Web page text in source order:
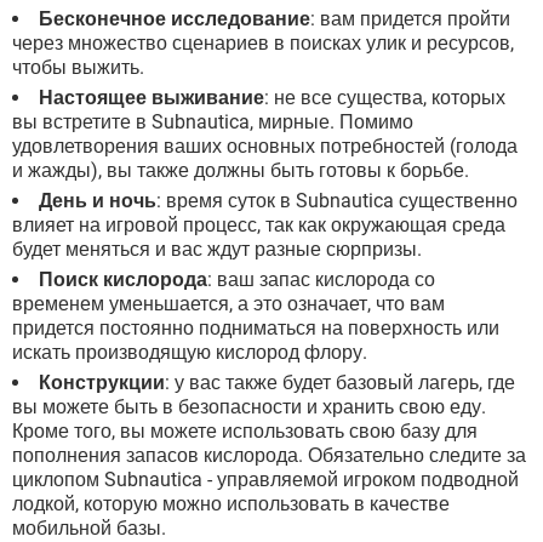
Бесконечное исследование: вам придется пройти
через множество сценариев в поисках улик и ресурсов,
чтобы выжить.
Настоящее выживание: не все существа, которых
вы встретите в Subnautica, мирные. Помимо
удовлетворения ваших основных потребностей (голода
и жажды), вы также должны быть готовы к борьбе.
День и ночь: время суток в Subnautica существенно
влияет на игровой процесс, так как окружающая среда
будет меняться и вас ждут разные сюрпризы.
Поиск кислорода: ваш запас кислорода со
временем уменьшается, а это означает, что вам
придется постоянно подниматься на поверхность или
искать производящую кислород флору.
Конструкции: у вас также будет базовый лагерь, где
вы можете быть в безопасности и хранить свою еду.
Кроме того, вы можете использовать свою базу для
пополнения запасов кислорода. Обязательно следите за
циклопом Subnautica - управляемой игроком подводной
лодкой, которую можно использовать в качестве
мобильной базы.